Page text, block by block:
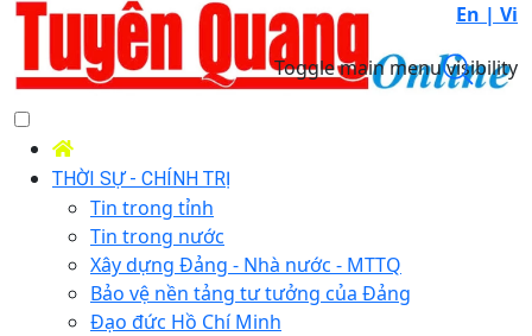
En | Vi
Toggle main menu visibility
THỜI SỰ - CHÍNH TRỊ
Tin trong tỉnh
Tin trong nước
Xây dựng Đảng - Nhà nước - MTTQ
Bảo vệ nền tảng tư tưởng của Đảng
Đạo đức Hồ Chí Minh